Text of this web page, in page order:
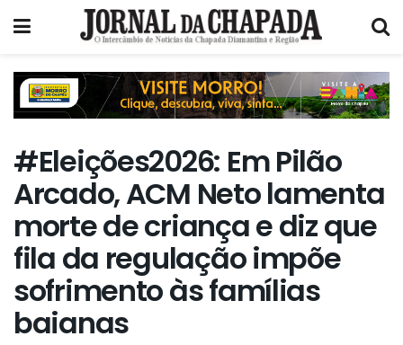
#Eleições2026: Em Pilão
Arcado, ACM Neto lamenta
morte de criança e diz que
fila da regulação impõe
sofrimento às famílias
baianas